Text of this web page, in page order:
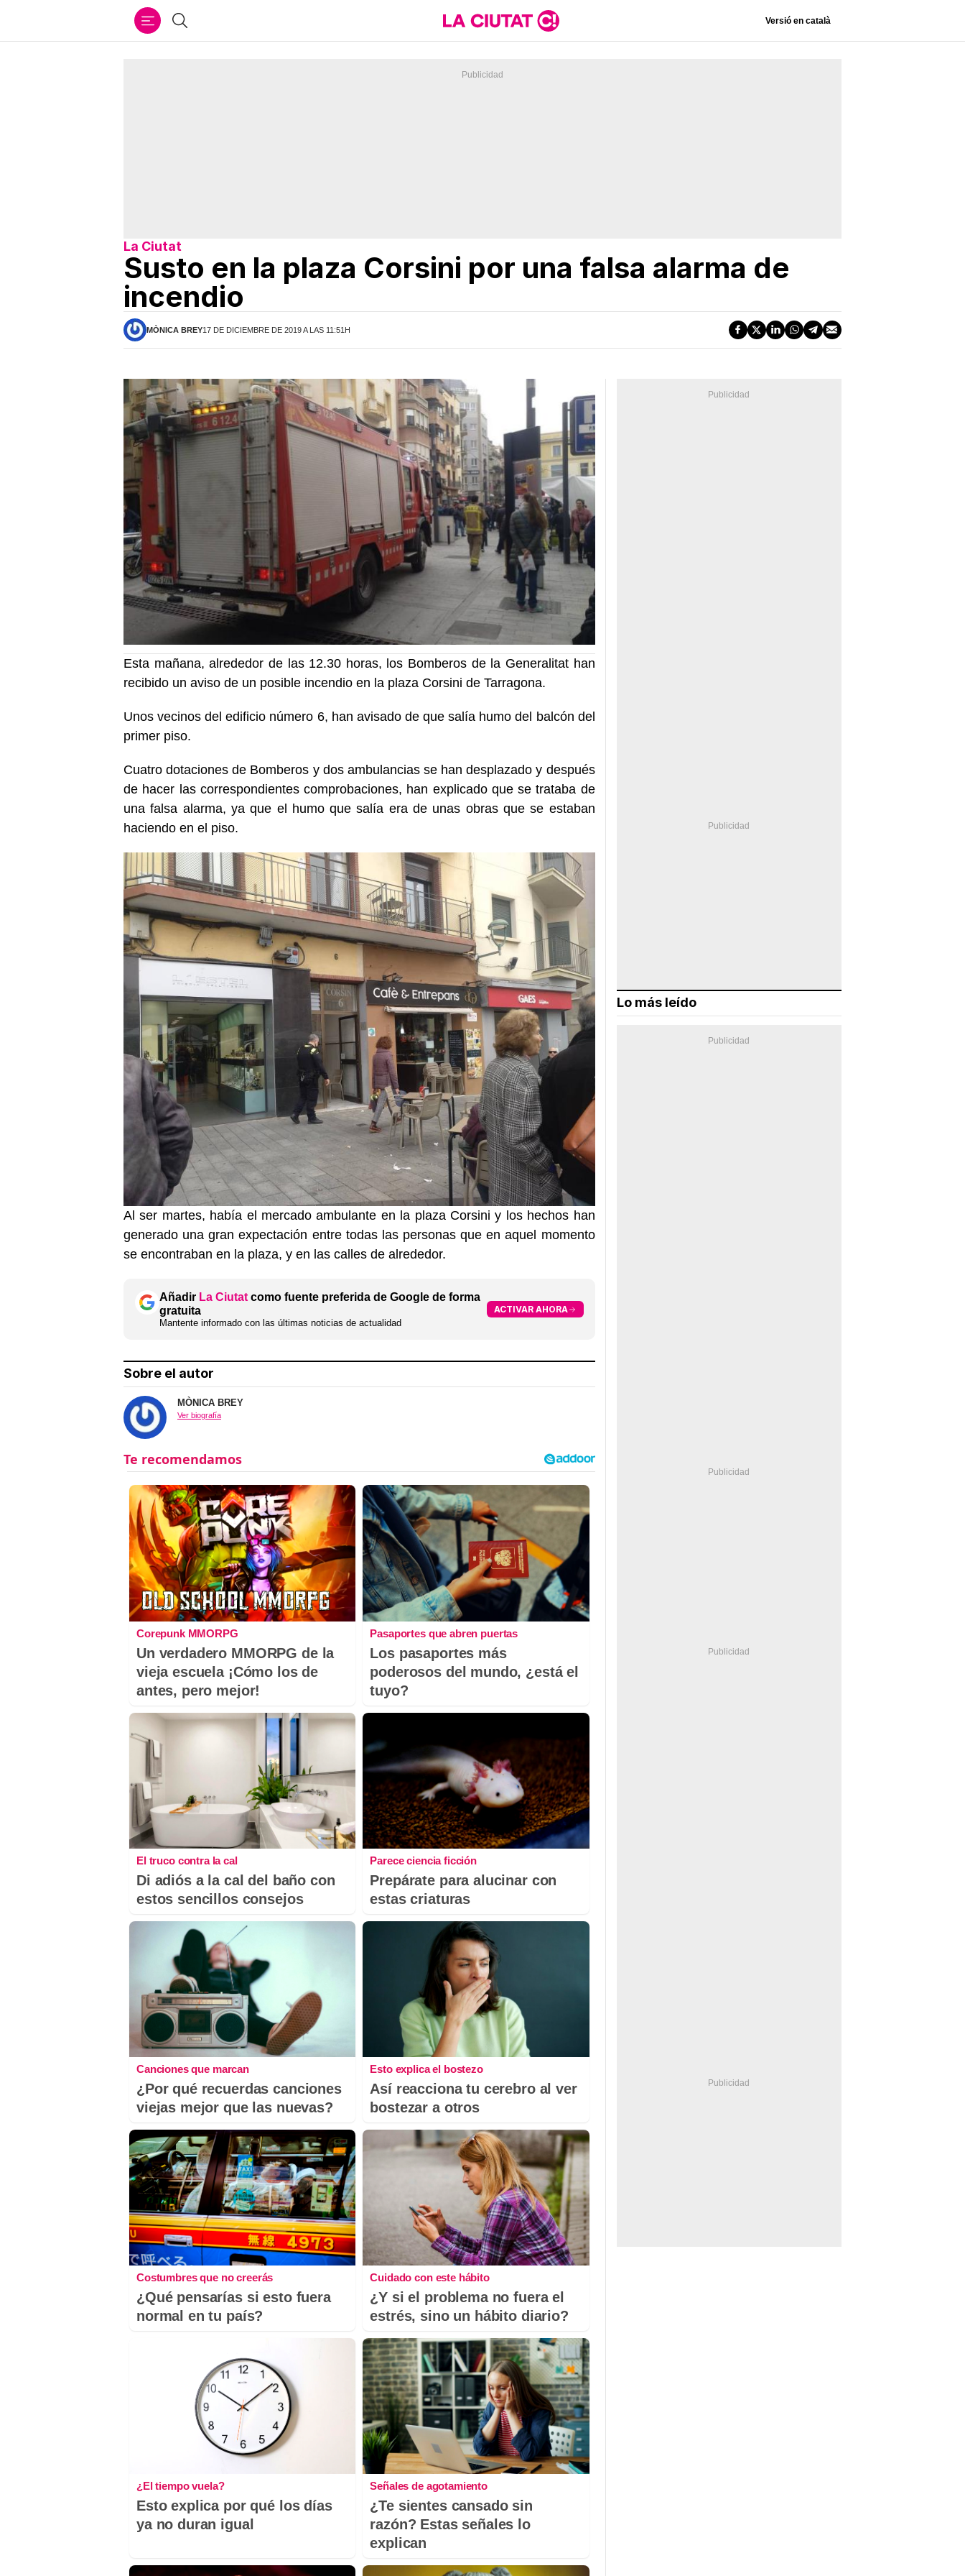
Buscar Versió en català
La Ciutat
Susto en la plaza Corsini por una falsa alarma de
incendio
MÒNICA BREY17 DE DICIEMBRE DE 2019 A LAS 11:51H
Esta mañana, alrededor de las 12.30 horas, los Bomberos de la Generalitat han
recibido un aviso de un posible incendio en la plaza Corsini de Tarragona.
Unos vecinos del edificio número 6, han avisado de que salía humo del balcón del
primer piso.
Cuatro dotaciones de Bomberos y dos ambulancias se han desplazado y después
de hacer las correspondientes comprobaciones, han explicado que se trataba de
una falsa alarma, ya que el humo que salía era de unas obras que se estaban
haciendo en el piso.
Al ser martes, había el mercado ambulante en la plaza Corsini y los hechos han
generado una gran expectación entre todas las personas que en aquel momento
se encontraban en la plaza, y en las calles de alrededor.
Añadir La Ciutat como fuente preferida de Google de forma
gratuita
Mantente informado con las últimas noticias de actualidad
ACTIVAR AHORA
Sobre el autor
MÒNICA BREY
Ver biografía
Corepunk MMORPG
Un verdadero MMORPG de la
vieja escuela ¡Cómo los de
antes, pero mejor!
Pasaportes que abren puertas
Los pasaportes más
poderosos del mundo, ¿está el
tuyo?
El truco contra la cal
Di adiós a la cal del baño con
estos sencillos consejos
Parece ciencia ficción
Prepárate para alucinar con
estas criaturas
Canciones que marcan
¿Por qué recuerdas canciones
viejas mejor que las nuevas?
Esto explica el bostezo
Así reacciona tu cerebro al ver
bostezar a otros
Costumbres que no creerás
¿Qué pensarías si esto fuera
normal en tu país?
Cuidado con este hábito
¿Y si el problema no fuera el
estrés, sino un hábito diario?
¿El tiempo vuela?
Esto explica por qué los días
ya no duran igual
Señales de agotamiento
¿Te sientes cansado sin
razón? Estas señales lo
explican
Lo más leído